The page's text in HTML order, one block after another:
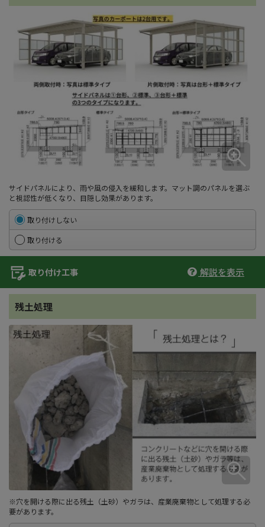
サイドパネルにより、雨や風の侵入を緩和します。マット調のパネルを選ぶ
と視認性が低くなり、目隠し効果があります。
取り付けしない
取り付ける
取り付け工事 解説を表示
残土処理
※穴を開ける際に出る残土（土砂）やガラは、産業廃棄物として処理する必
要があります。